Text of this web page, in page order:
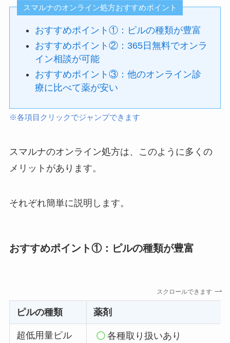
スマルナのオンライン処方おすすめポイント
おすすめポイント①：ピルの種類が豊富
おすすめポイント②：365日無料でオンラ
イン相談が可能
おすすめポイント③：他のオンライン診
療に比べて薬が安い
※各項目クリックでジャンプできます
スマルナのオンライン処方は、このように多くの
メリットがあります。
それぞれ簡単に説明します。
おすすめポイント①：ピルの種類が豊富
スクロールできます
ピルの種類 薬剤
超低用量ピル 各種取り扱いあり